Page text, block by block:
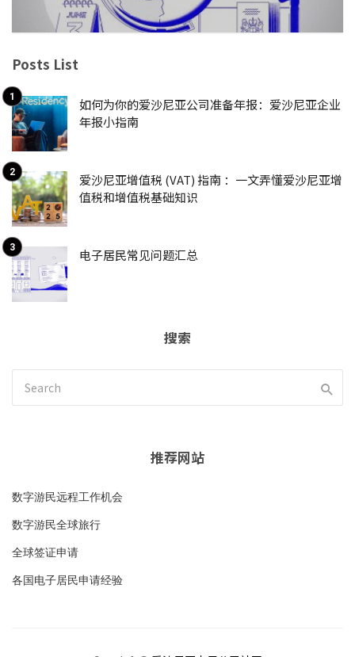
Posts List
如何为你的爱沙尼亚公司准备年报：爱沙尼亚企业
年报小指南
爱沙尼亚增值税 (VAT) 指南 ：一文弄懂爱沙尼亚增
值税和增值税基础知识
电子居民常见问题汇总
搜索
推荐网站
数字游民远程工作机会
数字游民全球旅行
全球签证申请
各国电子居民申请经验